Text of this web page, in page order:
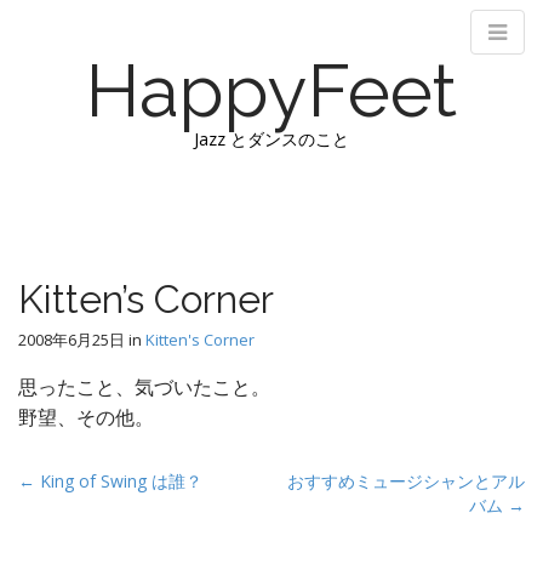
HappyFeet
Jazz とダンスのこと
n
m
e
n
u
t
o
c
o
n
t
n
Kitten’s Corner
2008年6月25日 in Kitten's Corner
思ったこと、気づいたこと。
野望、その他。
P
← King of Swing は誰？
おすすめミュージシャンとアル
バム →